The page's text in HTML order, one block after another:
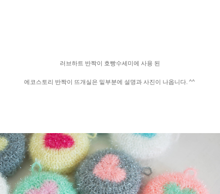
러브하트 반짝이 호빵수세미에 사용 된
에코스토리 반짝이 뜨개실은 밑부분에 설명과 사진이 나옵니다. ^^